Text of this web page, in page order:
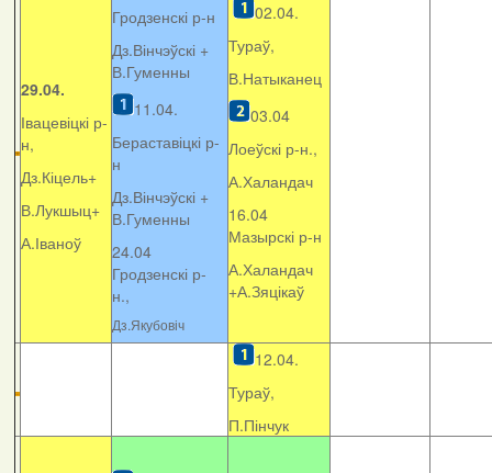
29.04.
Івацевіцкі р-
н,
Дз.Кіцель+
В.Лукшыц+
А.Іваноў
Гродзенскі р-н
Дз.Вінчэўскі +
В.Гуменны
11.04.
Бераставіцкі р-
н
Дз.Вінчэўскі +
В.Гуменны
24.04
Гродзенскі р-
н.,
Дз.Якубовіч
02.04.
Тураў,
В.Натыканец
03.04
Лоеўскі р-н.,
А.Халандач
16.04
Мазырскі р-н
А.Халандач
+А.Зяцікаў
12.04.
Тураў,
П.Пінчук